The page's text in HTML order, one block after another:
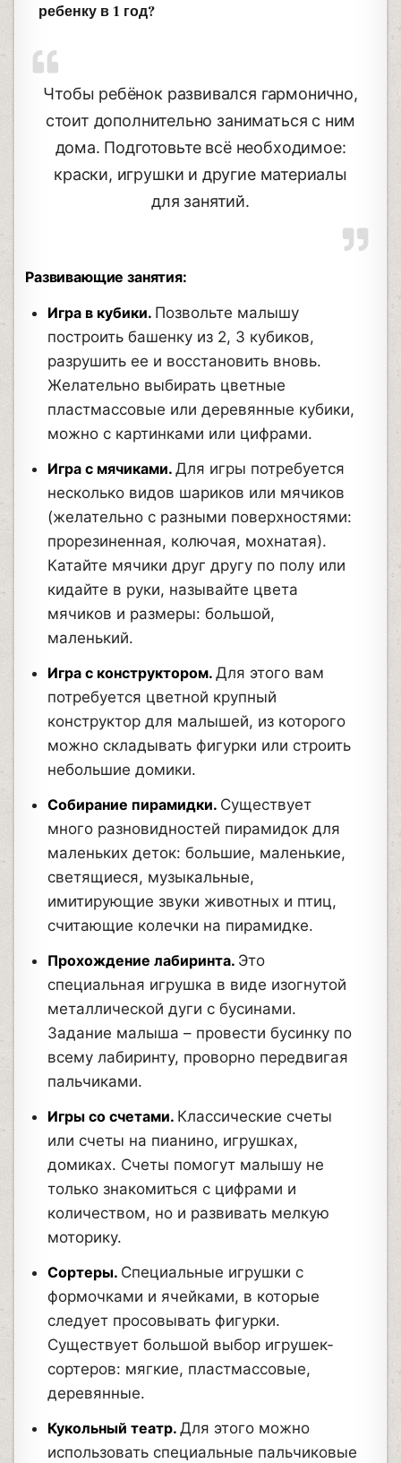
ребенку в 1 год?
Чтобы ребёнок развивался гармонично,
стоит дополнительно заниматься с ним
дома. Подготовьте всё необходимое:
краски, игрушки и другие материалы
для занятий.
Развивающие занятия:
Игра в кубики. Позвольте малышу
построить башенку из 2, 3 кубиков,
разрушить ее и восстановить вновь.
Желательно выбирать цветные
пластмассовые или деревянные кубики,
можно с картинками или цифрами.
Игра с мячиками.Для игры потребуется
несколько видов шариков или мячиков
(желательно с разными поверхностями:
прорезиненная, колючая, мохнатая).
Катайте мячики друг другу по полу или
кидайте в руки, называйте цвета
мячиков и размеры: большой,
маленький.
Игра с конструктором.Для этого вам
потребуется цветной крупный
конструктор для малышей, из которого
можно складывать фигурки или строить
небольшие домики.
Собирание пирамидки. Существует
много разновидностей пирамидок для
маленьких деток: большие, маленькие,
светящиеся, музыкальные,
имитирующие звуки животных и птиц,
считающие колечки на пирамидке.
Прохождение лабиринта. Это
специальная игрушка в виде изогнутой
металлической дуги с бусинами.
Задание малыша – провести бусинку по
всему лабиринту, проворно передвигая
пальчиками.
Игры со счетами. Классические счеты
или счеты на пианино, игрушках,
домиках. Счеты помогут малышу не
только знакомиться с цифрами и
количеством, но и развивать мелкую
моторику.
Сортеры. Специальные игрушки с
формочками и ячейками, в которые
следует просовывать фигурки.
Существует большой выбор игрушек-
сортеров: мягкие, пластмассовые,
деревянные.
Кукольный театр.Для этого можно
использовать специальные пальчиковые